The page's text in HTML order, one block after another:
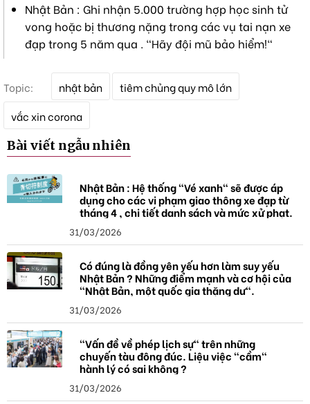
Nhật Bản : Ghi nhận 5.000 trường hợp học sinh tử
vong hoặc bị thương nặng trong các vụ tai nạn xe
đạp trong 5 năm qua . "Hãy đội mũ bảo hiểm!"
Topic:
h
a
nhật bản
tiêm chủng quy mô lớn
vắc xin corona
Bài viết ngẫu nhiên
Nhật Bản : Hệ thống "Vé xanh" sẽ được áp
dụng cho các vi phạm giao thông xe đạp từ
tháng 4 , chi tiết danh sách và mức xử phạt.
31/03/2026
Có đúng là đồng yên yếu hơn làm suy yếu
Nhật Bản ? Những điểm mạnh và cơ hội của
"Nhật Bản, một quốc gia thặng dư".
31/03/2026
"Vấn đề về phép lịch sự" trên những
chuyến tàu đông đúc. Liệu việc "cầm"
hành lý có sai không ?
31/03/2026